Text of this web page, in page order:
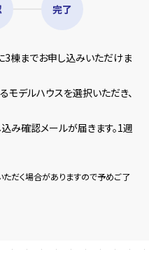
完了
3棟までお申し込みいただけま
モデルハウスを選択いただき、
み確認メールが届きます。1週
だく場合がありますので予めご了